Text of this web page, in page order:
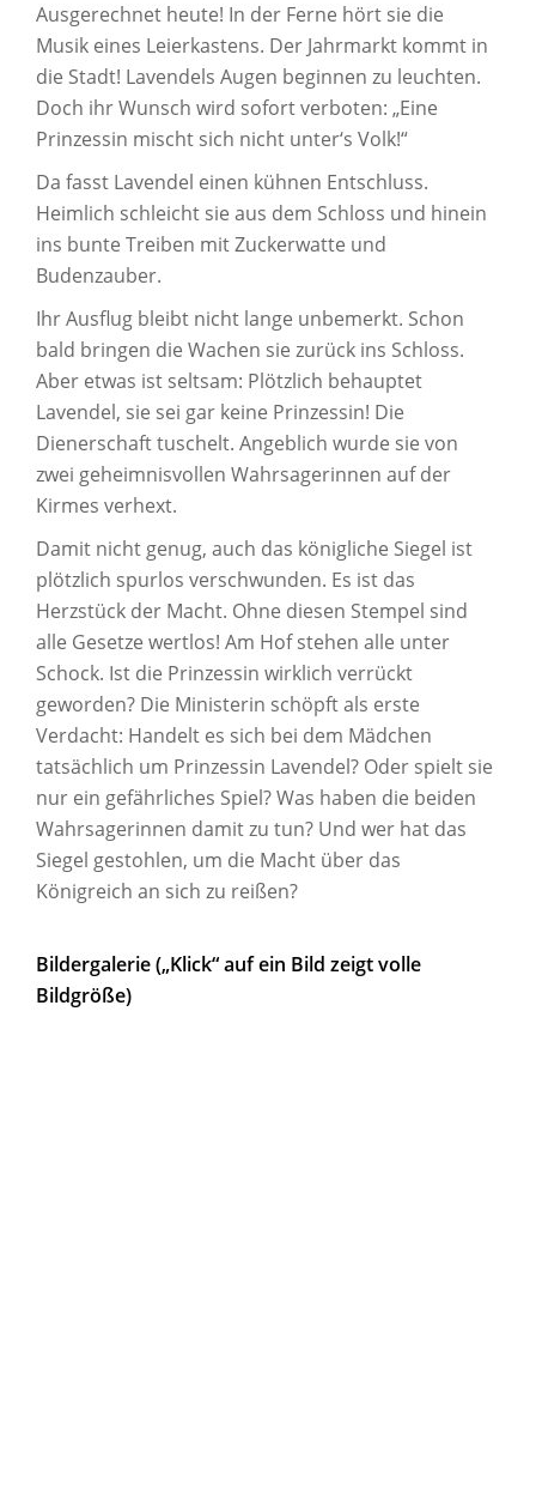
Ausgerechnet heute! In der Ferne hört sie die
Musik eines Leierkastens. Der Jahrmarkt kommt in
die Stadt! Lavendels Augen beginnen zu leuchten.
Doch ihr Wunsch wird sofort verboten: „Eine
Prinzessin mischt sich nicht unter‘s Volk!“
Da fasst Lavendel einen kühnen Entschluss.
Heimlich schleicht sie aus dem Schloss und hinein
ins bunte Treiben mit Zuckerwatte und
Budenzauber.
Ihr Ausflug bleibt nicht lange unbemerkt. Schon
bald bringen die Wachen sie zurück ins Schloss.
Aber etwas ist seltsam: Plötzlich behauptet
Lavendel, sie sei gar keine Prinzessin! Die
Dienerschaft tuschelt. Angeblich wurde sie von
zwei geheimnisvollen Wahrsagerinnen auf der
Kirmes verhext.
Damit nicht genug, auch das königliche Siegel ist
plötzlich spurlos verschwunden. Es ist das
Herzstück der Macht. Ohne diesen Stempel sind
alle Gesetze wertlos! Am Hof stehen alle unter
Schock. Ist die Prinzessin wirklich verrückt
geworden? Die Ministerin schöpft als erste
Verdacht: Handelt es sich bei dem Mädchen
tatsächlich um Prinzessin Lavendel? Oder spielt sie
nur ein gefährliches Spiel? Was haben die beiden
Wahrsagerinnen damit zu tun? Und wer hat das
Siegel gestohlen, um die Macht über das
Königreich an sich zu reißen?
Bildergalerie („Klick“ auf ein Bild zeigt volle
Bildgröße)